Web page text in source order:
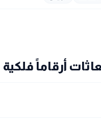
أرقاماً فلكية